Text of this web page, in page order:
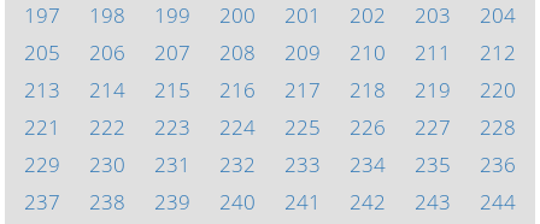
197
198 199 200 201 202 203
204
205
206 207 208 209 210 211
212
213
214 215 216 217 218 219
220
221
222 223 224 225 226 227
228
229
230 231 232 233 234 235
236
237
238 239 240 241 242 243
244